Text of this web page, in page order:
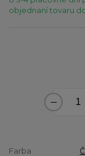
objednaní tovaru do
Farba